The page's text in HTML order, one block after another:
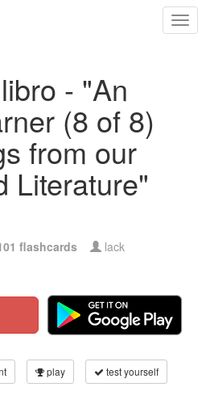
- "An
(8 of 8)
from our
Literature"
flashcards lack
play test yourself